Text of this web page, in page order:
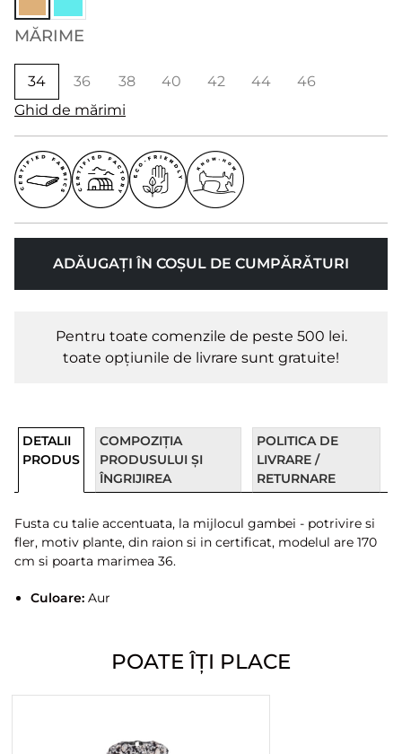
MĂRIME
34 36 38 40 42 44
46
Ghid de mărimi
ADĂUGAȚI ÎN COȘUL DE CUMPĂRĂTURI
Pentru toate comenzile de peste 500 lei.
toate opțiunile de livrare sunt gratuite!
DETALII
PRODUS
COMPOZIȚIA
PRODUSULUI ȘI
ÎNGRIJIREA
POLITICA DE
LIVRARE /
RETURNARE
Fusta cu talie accentuata, la mijlocul gambei - potrivire si
fler, motiv plante, din raion si in certificat, modelul are 170
cm si poarta marimea 36.
Culoare:Aur
POATE ÎȚI PLACE